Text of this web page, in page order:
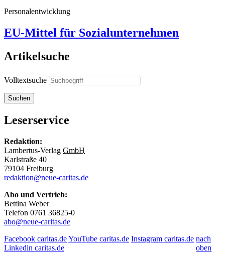
Personalentwicklung
EU-Mittel für Sozialunternehmen
Artikelsuche
Volltextsuche
Suchen
Leserservice
Redaktion:
Lambertus-Verlag GmbH
Karlstraße 40
79104 Freiburg
redaktion@neue-caritas.de
Abo und Vertrieb:
Bettina Weber
Telefon 0761 36825-0
abo@neue-caritas.de
Facebook caritas.deYouTube caritas.de Instagram caritas.de
Linkedin caritas.de
nach
oben